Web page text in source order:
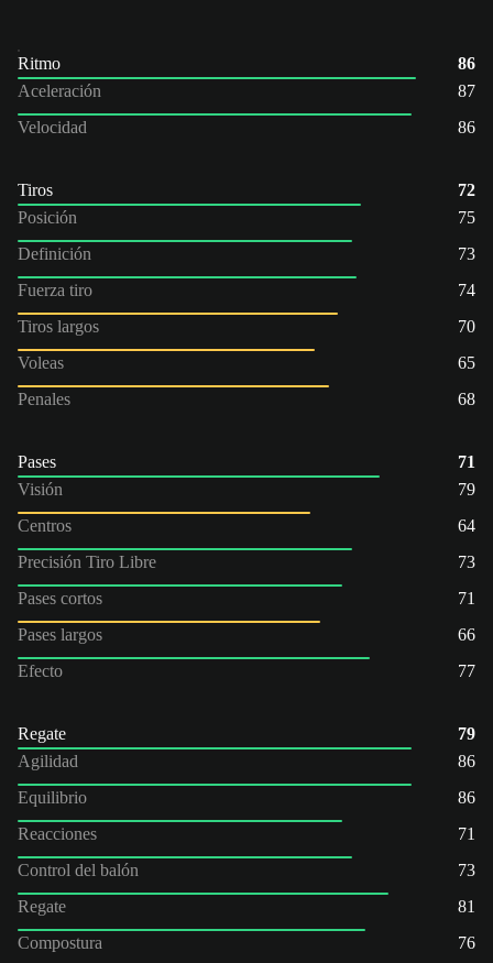
Ritmo
86
Aceleración
87
Velocidad
86
Tiros
72
Posición
75
Definición
73
Fuerza tiro
74
Tiros largos
70
Voleas
65
Penales
68
Pases
71
Visión
79
Centros
64
Precisión Tiro Libre
73
Pases cortos
71
Pases largos
66
Efecto
77
Regate
79
Agilidad
86
Equilibrio
86
Reacciones
71
Control del balón
73
Regate
81
Compostura
76